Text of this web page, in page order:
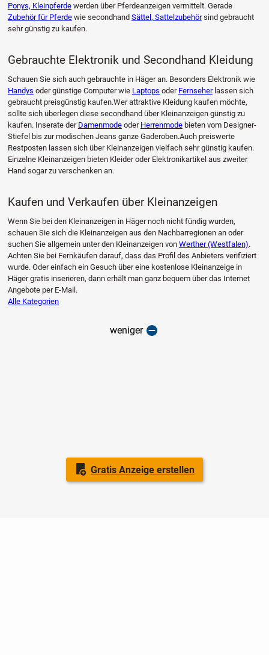
Gratis Anzeige erstellen
Ponys, Kleinpferdewerden über Pferdeanzeigen vermittelt. Gerade
Zubehör für Pferdewie secondhand Sättel, Sattelzubehörsind gebraucht
sehr günstig zu kaufen.
Gebrauchte Elektronik und Secondhand Kleidung
Schauen Sie sich auch gebrauchte in Häger an. Besonders Elektronik wie
Handys oder günstige Computer wie Laptops oder Fernseherlassen sich
gebraucht preisgünstig kaufen.Wer attraktive Kleidung kaufen möchte,
sollte sich überlegen diese secondhand über Kleinanzeigen günstig zu
kaufen. Inserate der Damenmodeoder Herrenmodebieten vom Designer-
Stiefel bis zur modischen Jeans ganze Gaderoben.Auch preiswerte
Restposten lassen sich über Kleinanzeigen vielfach sehr günstig kaufen.
Einzelne Kleinanzeigen bieten Kleider oder Elektronikartikel aus zweiter
Hand sogar zu verschenken an.
Kaufen und Verkaufen über Kleinanzeigen
Wenn Sie bei den Kleinanzeigen in Häger noch nicht fündig wurden,
schauen Sie sich die Kleinanzeigen aus den Nachbarregionen an oder
suchen Sie allgemein unter den Kleinanzeigen von Werther (Westfalen).
Achten Sie bei Fernkäufen darauf, dass das Profil des Anbieters verifiziert
wurde. Oder einfach ein Gesuch über eine kostenlose Kleinanzeige in
Häger gratis inserieren, dann erhält man ganz bequem über das Internet
Angebote per E-Mail.
Alle Kategorien
weniger